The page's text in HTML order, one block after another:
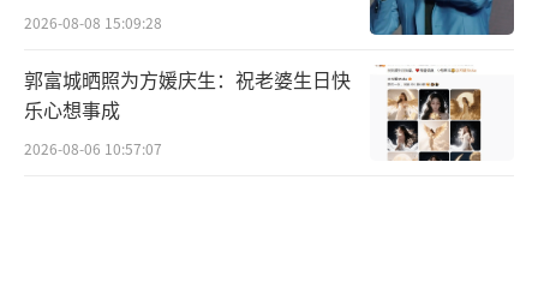
2026-08-08 15:09:28
郭富城晒照为方媛庆生：祝老婆生日快
乐心想事成
2026-08-06 10:57:07